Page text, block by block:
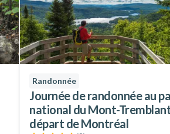
Randonnée
Journée de randonnée au
national du Mont-
départ de Montréal